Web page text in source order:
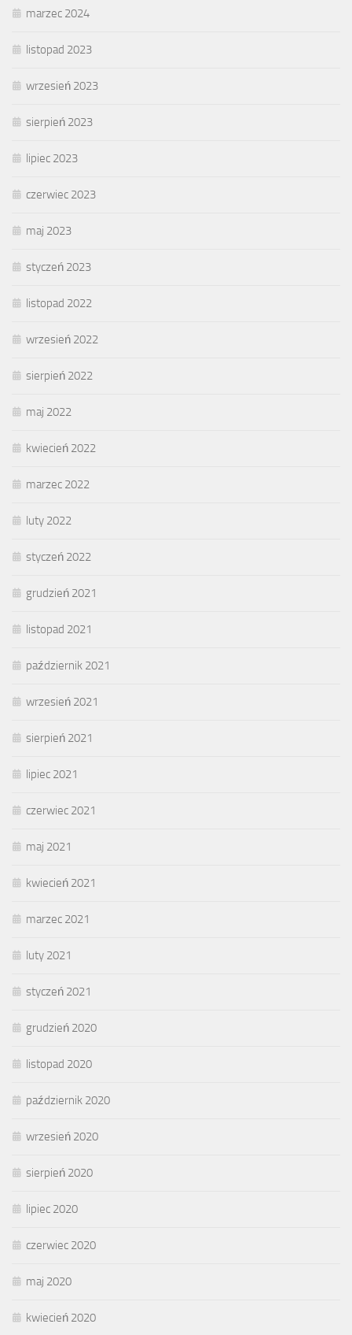
marzec 2024
listopad 2023
wrzesień 2023
sierpień 2023
lipiec 2023
czerwiec 2023
maj 2023
styczeń 2023
listopad 2022
wrzesień 2022
sierpień 2022
maj 2022
kwiecień 2022
marzec 2022
luty 2022
styczeń 2022
grudzień 2021
listopad 2021
październik 2021
wrzesień 2021
sierpień 2021
lipiec 2021
czerwiec 2021
maj 2021
kwiecień 2021
marzec 2021
luty 2021
styczeń 2021
grudzień 2020
listopad 2020
październik 2020
wrzesień 2020
sierpień 2020
lipiec 2020
czerwiec 2020
maj 2020
kwiecień 2020